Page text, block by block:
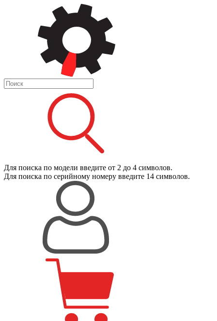
Для поиска по модели введите от 2 до 4 символов.
Для поиска по серийному номеру введите 14 символов.